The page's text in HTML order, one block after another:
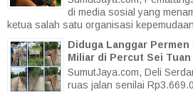
di media sosial yang
ketua salah satu organisasi
Diduga Langgar Permen
Miliar di Percut Sei
SumutJaya.com, Deli
ruas jalan senilai